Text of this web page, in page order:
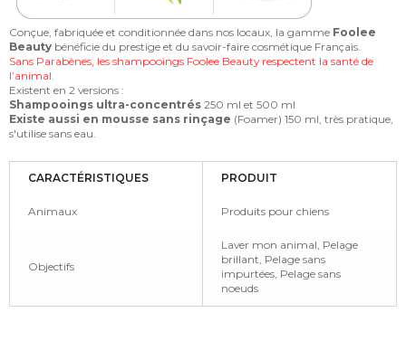
Conçue, fabriquée et conditionnée dans nos locaux, la gamme Foolee
Beauty bénéficie du prestige et du savoir-faire cosmétique Français.
Sans Parabènes, les shampooings Foolee Beauty respectent la santé de
l’animal.
Existent en 2 versions :
Shampooings ultra-concentrés 250 ml et 500 ml
Existe aussi en mousse sans rinçage (Foamer) 150 ml, très pratique,
s'utilise sans eau.
CARACTÉRISTIQUES PRODUIT
Animaux Produits pour chiens
Objectifs
Laver mon animal, Pelage
brillant, Pelage sans
impurtées, Pelage sans
noeuds